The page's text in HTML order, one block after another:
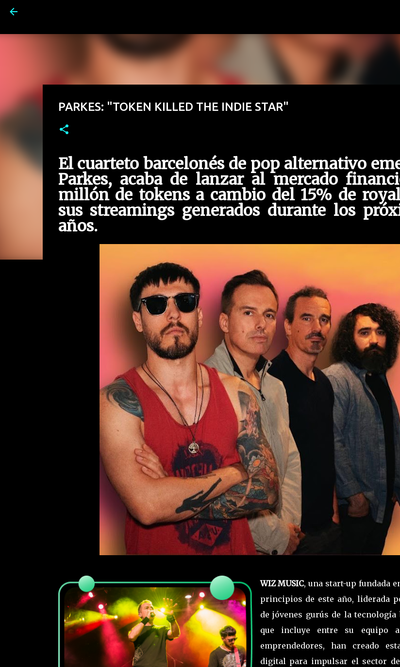
PARKES: "TOKEN KILLED THE INDIE STAR"
El cuarteto barcelonés de pop alternativo
Parkes, acaba de lanzar al mercado
millón de tokens a cambio del 15% de
sus streamings generados durante los
años.
WIZ MUSIC, una start-up fundada
principios de este año, liderada
de jóvenes gurús de la
que incluye entre su equipo
emprendedores, han creado
digital para impulsar el sector